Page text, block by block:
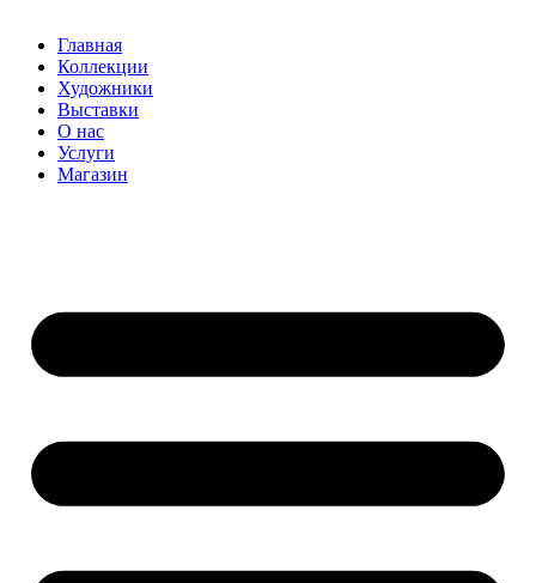
Главная
Коллекции
Художники
Выставки
О нас
Услуги
Магазин